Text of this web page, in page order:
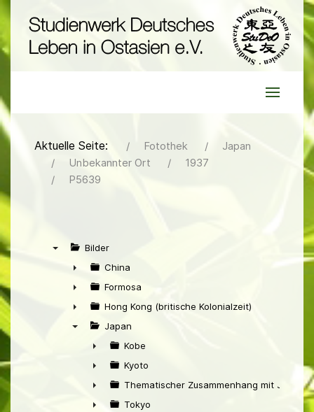
Aktuelle Seite: Fotothek
Japan
Unbekannter Ort
1937
P5639
Bilder
►
China
►
Formosa
►
Hong Kong (britische Kolonialzeit)
Japan
►
Kobe
►
Kyoto
►
Thematischer Zusammenhang mit Japan
Tokyo